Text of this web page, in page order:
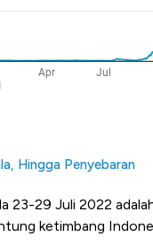
Hingga Penyebaran
23-29 Juli 2022
ketimbang